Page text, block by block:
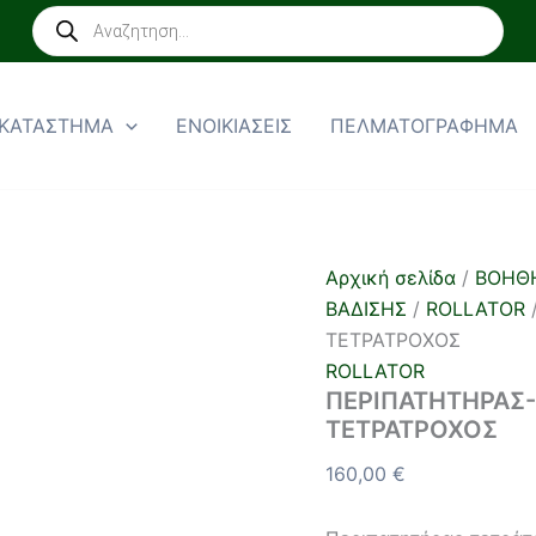
Products
search
ΚΑΤΑΣΤΗΜΑ ΕΝΟΙΚΙΑΣΕΙΣ ΠΕΛΜΑΤΟΓΡΑΦΗΜΑ
Αρχική σελίδα /
ΒΑΔΙΣΗΣ / ROLLATOR
ΤΕΤΡΑΤΡΟΧΟΣ
ROLLATOR
ΠΕΡΙΠΑΤΗΤΗΡΑΣ-
ΤΕΤΡΑΤΡΟΧΟΣ
160,00 €
ΠΕΡΙΠΑΤΗΤΗΡΑΣ-
ΑΛΟΥΜΙΝΙΟΥ